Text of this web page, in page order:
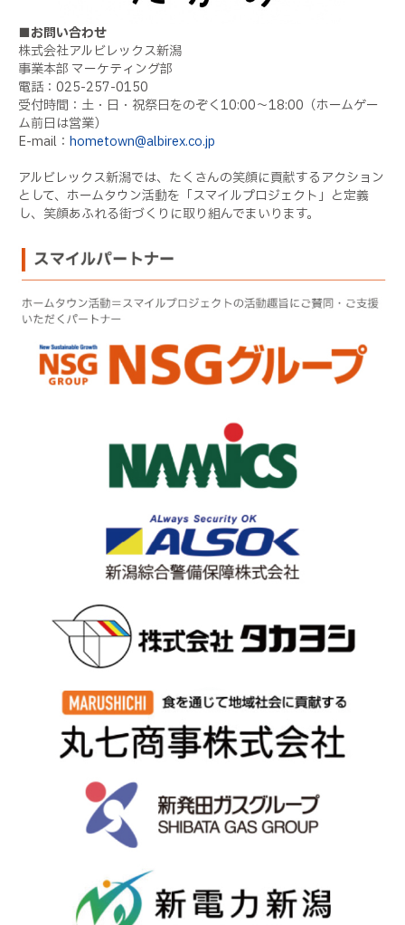
■お問い合わせ
株式会社アルビレックス新潟
事業本部 マーケティング部
電話：025-257-0150
受付時間：土・日・祝祭日をのぞく10:00～18:00（ホームゲー
ム前日は営業）
E-mail： hometown@albirex.co.jp
アルビレックス新潟では、たくさんの笑顔に貢献するアクション
として、ホームタウン活動を「スマイルプロジェクト」と定義
し、笑顔あふれる街づくりに取り組んでまいります。